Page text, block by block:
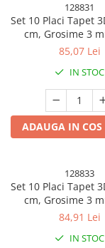
128831
Set 10 Placi Tapet
cm, Grosime 3
Rasina, Tip Placi
Gri Deschis
85,07 Lei
IN STOC
ADAUGA IN COS
128833
Set 10 Placi Tapet
cm, Grosime 3
Rasina, Tip Placi
Maro Deschis
84,91 Lei
IN STOC